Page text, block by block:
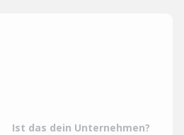
Ist das dein Unternehmen?